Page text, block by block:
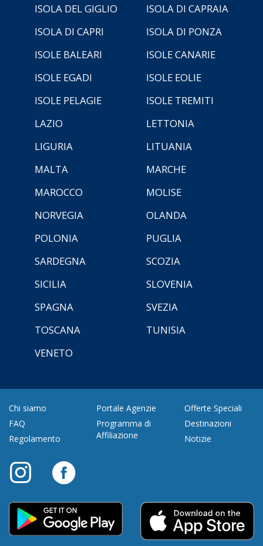
ISOLA DEL GIGLIO
ISOLA DI CAPRAIA
ISOLA DI CAPRI
ISOLA DI PONZA
ISOLE BALEARI
ISOLE CANARIE
ISOLE EGADI
ISOLE EOLIE
ISOLE PELAGIE
ISOLE TREMITI
LAZIO
LETTONIA
LIGURIA
LITUANIA
MALTA
MARCHE
MAROCCO
MOLISE
NORVEGIA
OLANDA
POLONIA
PUGLIA
SARDEGNA
SCOZIA
SICILIA
SLOVENIA
SPAGNA
SVEZIA
TOSCANA
TUNISIA
VENETO
Chi siamo
FAQ
Regolamento
Portale Agenzie
Programma di
Affiliazione
Offerte Speciali
Destinazioni
Notizie